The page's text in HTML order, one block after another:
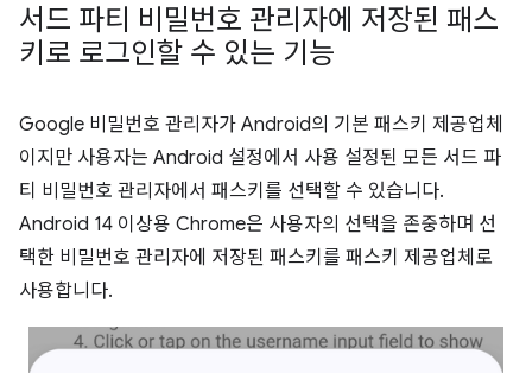
서드 파티 비밀번호 관리자에 저장된 패스
키로 로그인할 수 있는 기능
Google 비밀번호 관리자가 Android의 기본 패스키 제공업체
이지만 사용자는 Android 설정에서 사용 설정된 모든 서드 파
티 비밀번호 관리자에서 패스키를 선택할 수 있습니다.
Android 14 이상용 Chrome은 사용자의 선택을 존중하며 선
택한 비밀번호 관리자에 저장된 패스키를 패스키 제공업체로
사용합니다.